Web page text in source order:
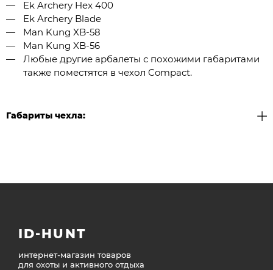
Ek Archery Hex 400
Ek Archery Blade
Man Kung XB-58
Man Kung XB-56
Любые другие арбалеты с похожими габаритами
также поместятся в чехол Compact.
Габариты чехла:
ID-HUNT
интернет-магазин товаров
для охоты и активного отдыха